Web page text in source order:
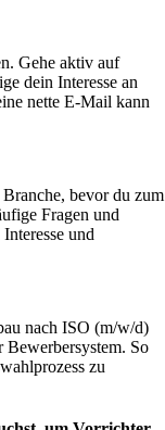
Gehe aktiv auf
dein Interesse an
nette E-Mail kann
bevor du zum
Fragen und
und
nach ISO (m/w/d)
Bewerbersystem. So
zu